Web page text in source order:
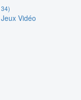
Vidéo